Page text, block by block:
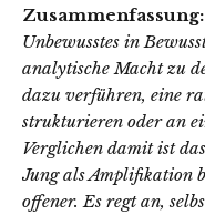
Zusammenfassung:
Unbewusstes in
analytische Macht zu
dazu verführen, eine
strukturieren oder an
Verglichen damit ist
Jung als Amplifikation
offener. Es regt an,